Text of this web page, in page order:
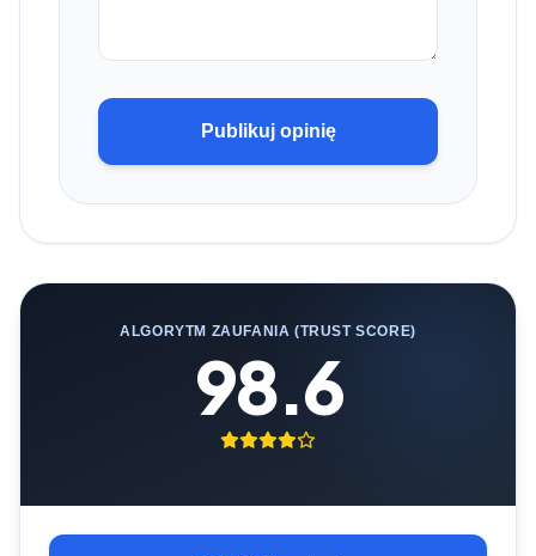
Publikuj opinię
ALGORYTM ZAUFANIA (TRUST SCORE)
98.6